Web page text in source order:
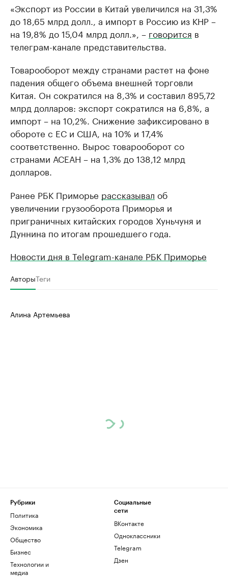
«Экспорт из России в Китай увеличился на 31,3%
до 18,65 млрд долл., а импорт в Россию из КНР –
на 19,8% до 15,04 млрд долл.», – говорится в
телеграм-канале представительства.
Товарооборот между странами растет на фоне
падения общего объема внешней торговли
Китая. Он сократился на 8,3% и составил 895,72
млрд долларов: экспорт сократился на 6,8%, а
импорт – на 10,2%. Снижение зафиксировано в
обороте с ЕС и США, на 10% и 17,4%
соответственно. Вырос товарооборот со
странами АСЕАН – на 1,3% до 138,12 млрд
долларов.
Ранее РБК Приморье рассказывал об
увеличении грузооборота Приморья и
приграничных китайских городов Хуньчуня и
Дуннина по итогам прошедшего года.
Новости дня в Telegram-канале РБК Приморье
АвторыТеги
Алина Артемьева
Рубрики
Политика
Экономика
Общество
Бизнес
Технологии и
медиа
Социальные
сети
ВКонтакте
Одноклассники
Telegram
Дзен